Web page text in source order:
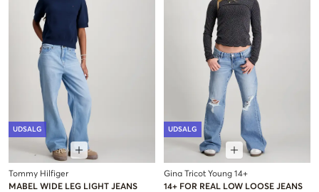
UDSALG
Tommy Hilfiger
MABEL WIDE LEG LIGHT JEANS
UDSALG
Gina Tricot Young 14+
14+ FOR REAL LOW LOOSE JEANS